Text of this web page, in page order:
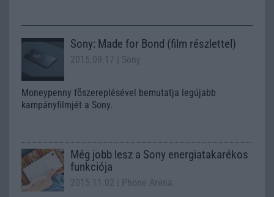
Sony: Made for Bond (film részlettel)
2015.09.17 | Sony
Moneypenny fõszereplésével bemutatja legújabb
kampányfilmjét a Sony.
Még jobb lesz a Sony energiatakarékos
funkciója
2015.11.02
| Phone Arena